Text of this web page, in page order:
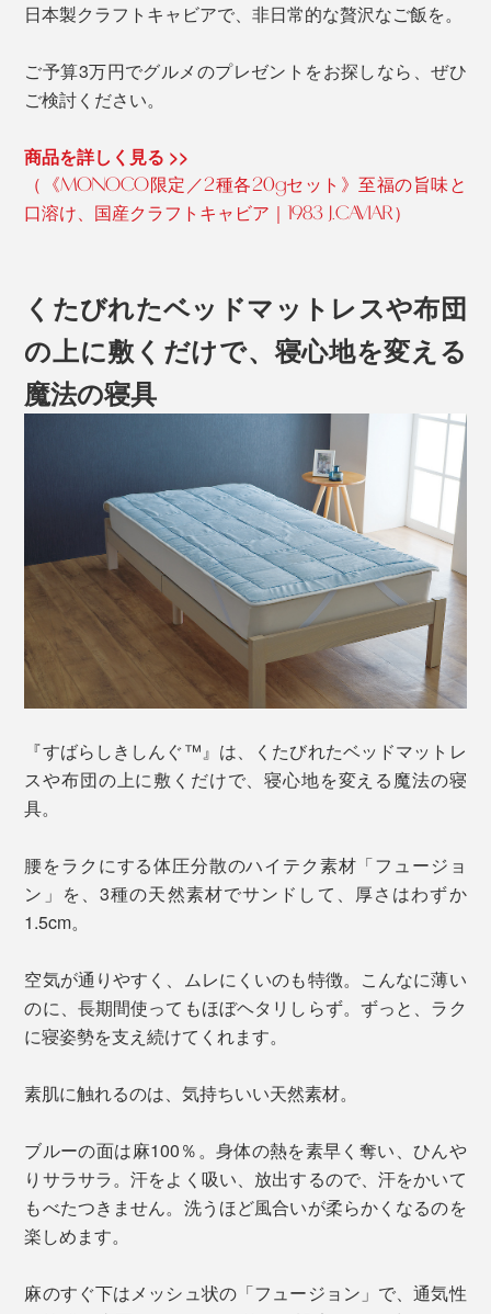
日本製クラフトキャビアで、非日常的な贅沢なご飯を。
ご予算3万円でグルメのプレゼントをお探しなら、ぜひ
ご検討ください。
商品を詳しく見る >>
（《MONOCO限定／2種各20gセット》至福の旨味と
口溶け、国産クラフトキャビア｜1983 J.CAVIAR）
くたびれたベッドマットレスや布団
の上に敷くだけで、寝心地を変える
魔法の寝具
『すばらしきしんぐ™』は、くたびれたベッドマットレ
スや布団の上に敷くだけで、寝心地を変える魔法の寝
具。
腰をラクにする体圧分散のハイテク素材「フュージョ
ン」を、3種の天然素材でサンドして、厚さはわずか
1.5cm。
空気が通りやすく、ムレにくいのも特徴。こんなに薄い
のに、長期間使ってもほぼヘタリしらず。ずっと、ラク
に寝姿勢を支え続けてくれます。
素肌に触れるのは、気持ちいい天然素材。
ブルーの面は麻100％。身体の熱を素早く奪い、ひんや
りサラサラ。汗をよく吸い、放出するので、汗をかいて
もべたつきません。洗うほど風合いが柔らかくなるのを
楽しめます。
麻のすぐ下はメッシュ状の「フュージョン」で、通気性